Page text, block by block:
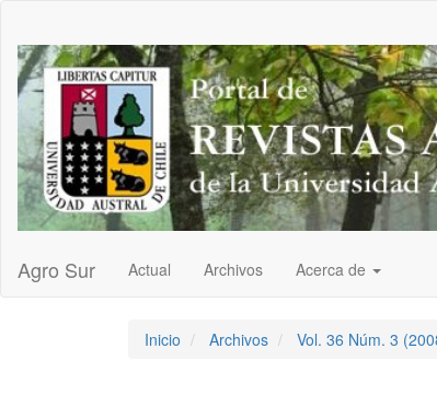
Contenido
principal
Barra
lateral
Agro Sur Actual Archivos Acerca de
Inicio Archivos Vol. 36 Núm. 3